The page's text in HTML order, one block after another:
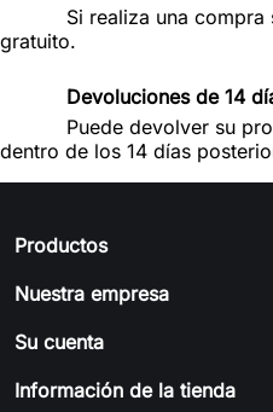
Si realiza una
gratuito.
Devoluciones de 14
Puede devolver su
dentro de los 14 días
Productos
Nuestra empresa
Su cuenta
Información de la tienda